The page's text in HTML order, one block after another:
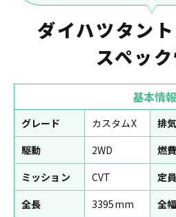
ダイハツタン
スペッ
基本情報
グレード カスタムX 排
駆動
2WD 燃費
ミッション
CVT 定員
全長
3395mm 全幅